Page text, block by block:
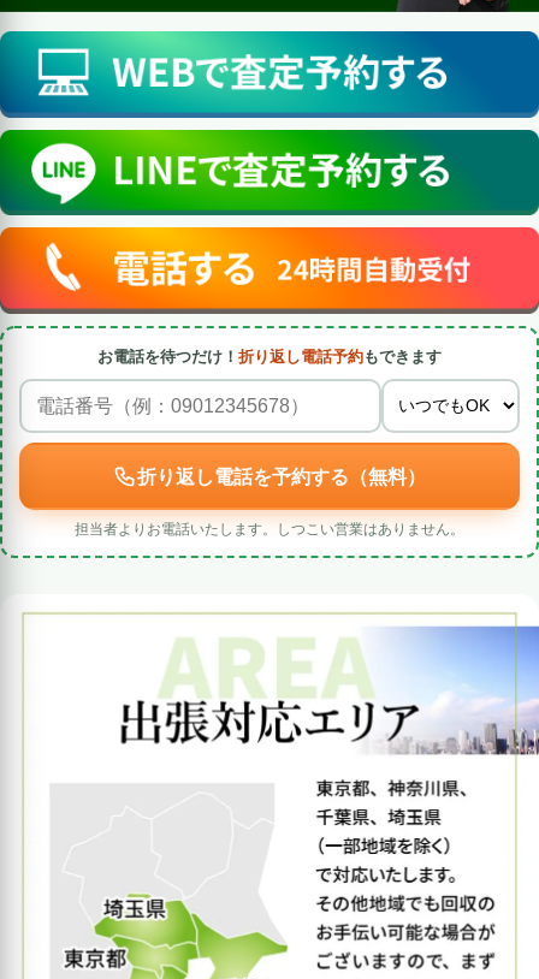
お電話を待つだけ！ 折り返し電話予約もできます
折り返し電話を予約する（無料）
担当者よりお電話いたします。しつこい営業はありません。